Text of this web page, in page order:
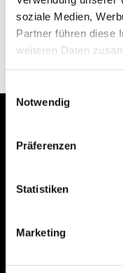
soziale Medien,
Partner führen diese
weiteren Daten
personenbezogene
Datenzugriff durch
freiwillig und kann
Informationen
Notwendig
Präferenzen
Statistiken
Marketing
Tel.:
GOOGLE MAPS
Feel